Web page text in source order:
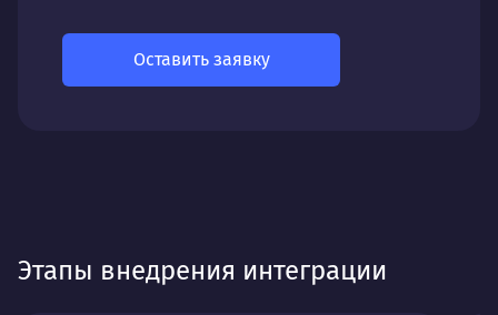
Оставить заявку
Этапы внедрения интеграции